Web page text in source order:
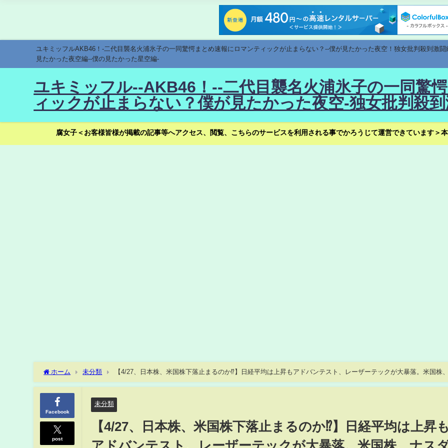
ユキミッフルAKB46！-二代目襲名火浦氷子の一同驚愕まとめ速報にロマンティックが止まらない？--僕が見たかった夜空！独女批判殺到激
見たかった夜空編--僕の見たかった星空編-
ユキミッフル--AKB46！--二代目襲名火浦氷子の一同驚
ィックが止まらない？僕が見たかった夜空-独女批判殺
腐女子＜お客様皆様が掲載の記事等へアクセス、閲覧、こちらのサービスを利用される事でかろうじて運営できています＞
ホーム 未分類
【4/27、日本株、米国株下落止まるのか⁉】日経平均は上昇もアドバンテスト、レーザーテックが大暴落。米国株、
ダックはGAFAM上昇も金融不安で下落。仮想通貨ビットコイン上昇、円高でドル円下落。
Facebook
post
未分類
【4/27、日本株、米国株下落止まるのか⁉】日経平均は上昇も
アドバンテスト、レーザーテックが大暴落。米国株、ナス